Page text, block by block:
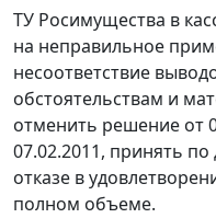
ТУ Росимущества в
на неправильное
несоответствие
обстоятельствам и
отменить решение от
07.02.2011, принять
отказе в
полном объеме.